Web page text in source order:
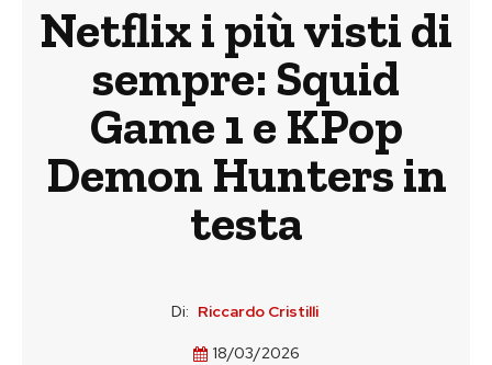
Netflix i più visti di
sempre: Squid
Game 1 e KPop
Demon Hunters in
testa
Di: Riccardo Cristilli
18/03/2026